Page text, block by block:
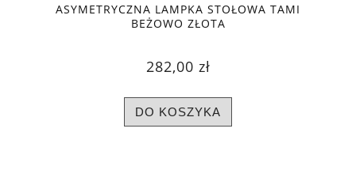
ASYMETRYCZNA LAMPKA STOŁOWA TAMI
BEŻOWO ZŁOTA
282,00 zł
DO KOSZYKA